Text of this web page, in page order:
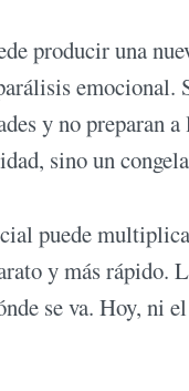
producir una
emocional.
y no preparan
sino un
puede
y más rápido.
se va. Hoy, ni